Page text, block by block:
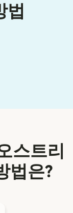
법
스트리
법은?